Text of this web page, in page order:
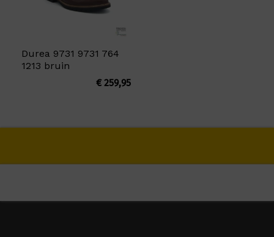
Durea 9731 9731 764
1213 bruin
€259,95